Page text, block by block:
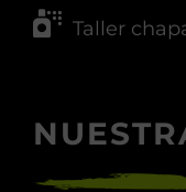
Taller